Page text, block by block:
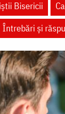
Bisericii
Întrebări și